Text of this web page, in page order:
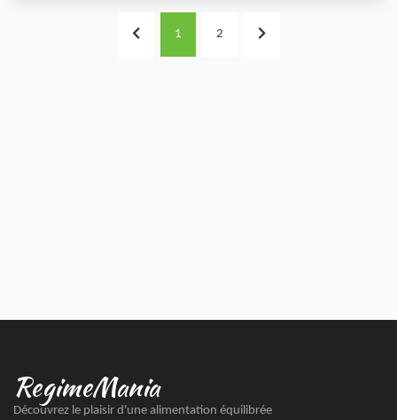
1 2
RegimeMania
Découvrez le plaisir d'une alimentation équilibrée